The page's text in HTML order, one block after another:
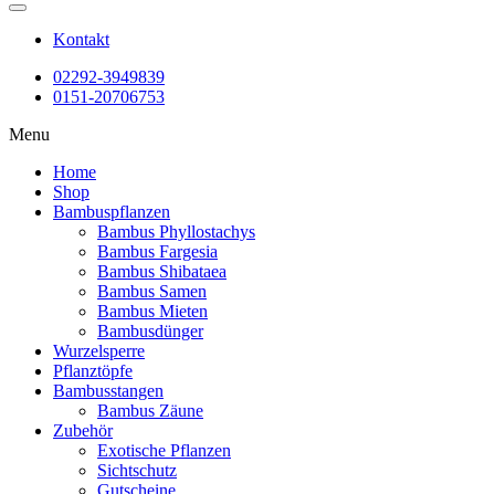
Kontakt
02292-3949839
0151-20706753
Menu
Home
Shop
Bambuspflanzen
Bambus Phyllostachys
Bambus Fargesia
Bambus Shibataea
Bambus Samen
Bambus Mieten
Bambusdünger
Wurzelsperre
Pflanztöpfe
Bambusstangen
Bambus Zäune
Zubehör
Exotische Pflanzen
Sichtschutz
Gutscheine